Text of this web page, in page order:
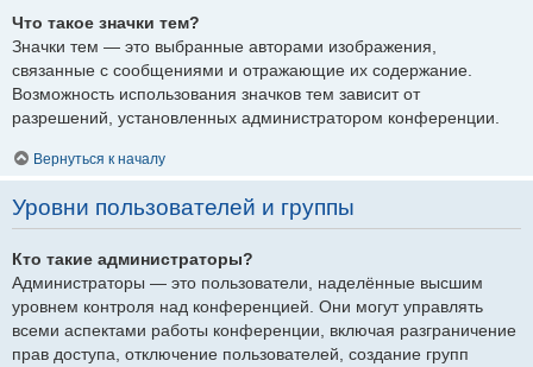
Что такое значки тем?
Значки тем — это выбранные авторами изображения,
связанные с сообщениями и отражающие их содержание.
Возможность использования значков тем зависит от
разрешений, установленных администратором конференции.
Вернуться к началу
Уровни пользователей и группы
Кто такие администраторы?
Администраторы — это пользователи, наделённые высшим
уровнем контроля над конференцией. Они могут управлять
всеми аспектами работы конференции, включая разграничение
прав доступа, отключение пользователей, создание групп